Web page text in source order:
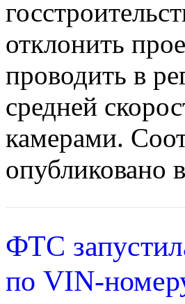
отклонить
проводить в
средней
камерами.
опубликовано
ФТС
по VIN-